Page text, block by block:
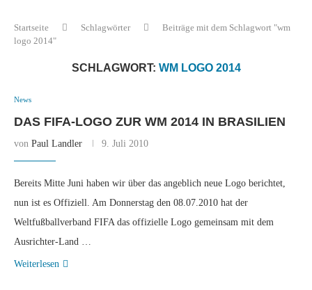
Startseite Schlagwörter
Beiträge mit dem Schlagwort "wm
logo 2014"
SCHLAGWORT: WM LOGO 2014
News
DAS FIFA-LOGO ZUR WM 2014 IN BRASILIEN
von Paul Landler 9. Juli 2010
Bereits Mitte Juni haben wir über das angeblich neue Logo berichtet,
nun ist es Offiziell. Am Donnerstag den 08.07.2010 hat der
Weltfußballverband FIFA das offizielle Logo gemeinsam mit dem
Ausrichter-Land …
Weiterlesen